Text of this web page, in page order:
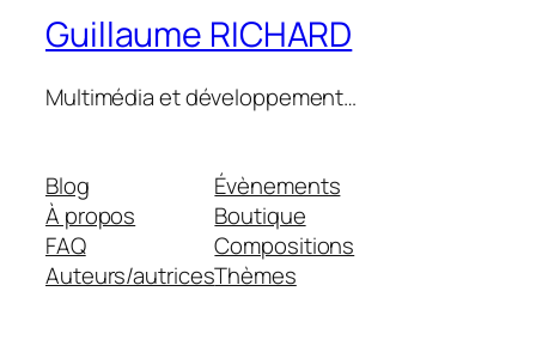
Guillaume RICHARD
Multimédia et développement…
Blog
À propos
FAQ
Auteurs/autrices
Évènements
Boutique
Compositions
Thèmes